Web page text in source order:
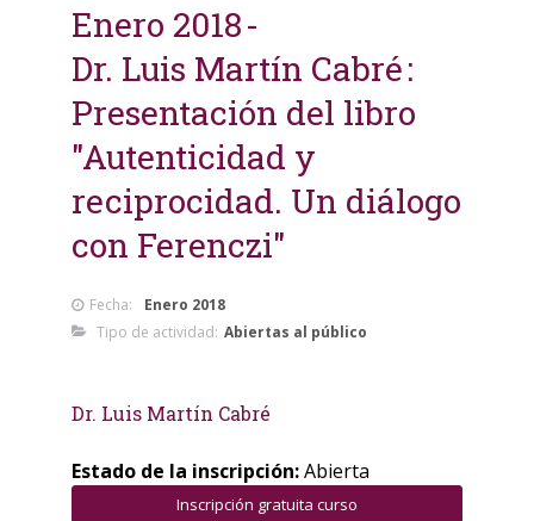
Enero 2018
Dr. Luis Martín Cabré
Presentación del libro
"Autenticidad y
reciprocidad. Un diálogo
con Ferenczi"
Fecha:
Enero 2018
Tipo de actividad: Abiertas al público
Dr. Luis Martín Cabré
Estado de la inscripción:Abierta
Inscripción gratuita curso